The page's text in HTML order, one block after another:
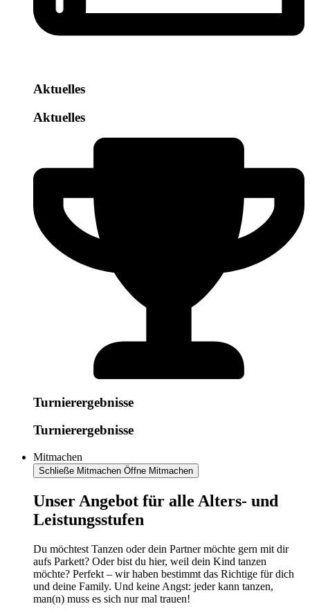
Aktuelles
Aktuelles
Turnierergebnisse
Turnierergebnisse
Mitmachen
Schließe Mitmachen Öffne Mitmachen
​​​Unser Angebot für alle Alters- und
Leistungsstufen
Du möchtest Tanzen oder dein Partner möchte gern mit dir
aufs Parkett? Oder bist du hier, weil dein Kind tanzen
möchte? Perfekt – wir haben bestimmt das Richtige für dich
und deine Family. Und keine Angst: jeder kann tanzen,
man(n) muss es sich nur mal trauen!